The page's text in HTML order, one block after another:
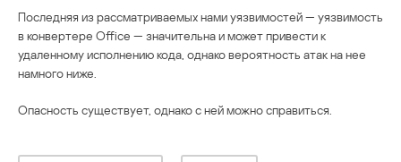
Последняя из рассматриваемых нами уязвимостей — уязвимость
в конвертере Office — значительна и может привести к
удаленному исполнению кода, однако вероятность атак на нее
намного ниже.
Опасность существует, однако с ней можно справиться.